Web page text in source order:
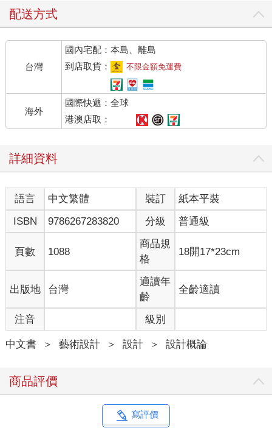
配送方式
台灣
國內宅配：本島、離島
到店取貨：
不限金額免運費
海外
國際快遞：全球
港澳店取：
詳細資料
語言 中文繁體 裝訂
紙本平裝
ISBN
9786267283820 分級 普通級
頁數 1088
商品規
格
18開17*23cm
出版地 台灣
適讀年
齡
全齡適讀
注音 級別
中文書 ＞ 藝術設計 ＞ 設計 ＞ 設計概論
商品評價
寫評價